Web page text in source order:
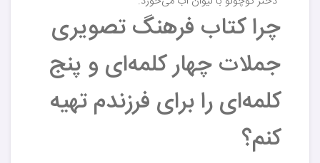
چرا کتاب فرهنگ تصویری
جملات چهار کلمه‌ای و پنج
کلمه‌ای را برای فرزندم تهیه
کنم؟